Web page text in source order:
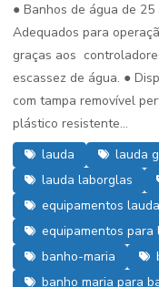
● Banhos de água de
Adequados para
graças aos
escassez de água. ●
com tampa removível
plástico resistente...
lauda
lauda
lauda laborglas
equipamentos lauda
equipamentos para
banho-maria
banho maria para